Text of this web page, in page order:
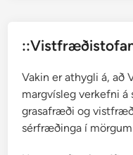
r
a
m
a
j
Vakin er athygli á, að
margvísleg verkefni
grasafræði og
sérfræðinga í